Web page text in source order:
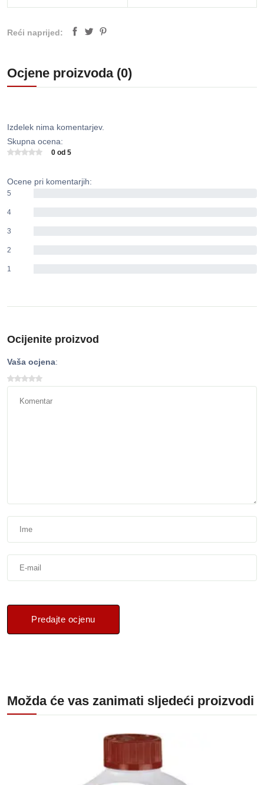
Reći naprijed:
Ocjene proizvoda (0)
Izdelek nima komentarjev.
Skupna ocena:
0 od 5
Ocene pri komentarjih:
5
4
3
2
1
Ocijenite proizvod
Vaša ocjena:
Predajte ocjenu
Možda će vas zanimati sljedeći proizvodi